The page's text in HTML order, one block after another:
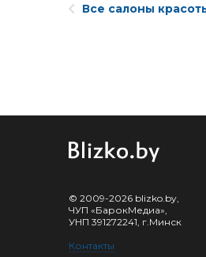
Все салоны
© 2009-2026 blizko.by,
ЧУП «БарокМедиа»,
УНП 391272241, г.Минск
Контакты